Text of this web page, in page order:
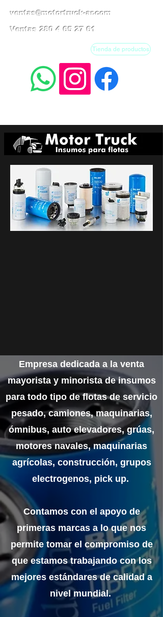
ventas@motortruck-ar.com
Ventas280 4 65 27 61
Tienda de productos
Empresa dedicada a la venta
mayorista y minorista de insumos
para todo tipo de flotas de servicio
pesado, camiones, maquinarias,
ómnibus, auto elevadores, grúas,
motores navales, maquinarias
agrícolas, construcción, grupos
electrogenos, pick up.
Contamos con el apoyo de
primeras marcas a lo que nos
permite tomar el compromiso de
que estamos trabajando con los
mejores estándares de calidad a
nivel mundial.